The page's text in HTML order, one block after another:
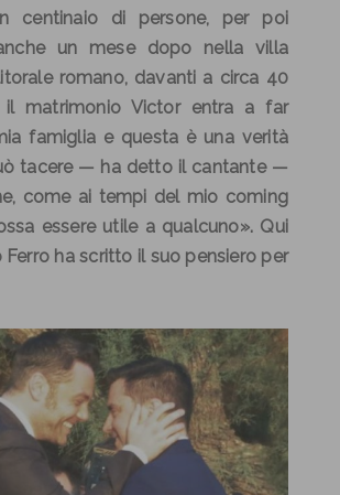
centinaio di persone, per poi
un mese dopo nella villa
romano, davanti a circa 40
il matrimonio Victor entra a far
famiglia e questa è una verità
tacere — ha detto il cantante —
come ai tempi del mio coming
essere utile a qualcuno». Qui
Ferro ha scritto il suo pensiero per